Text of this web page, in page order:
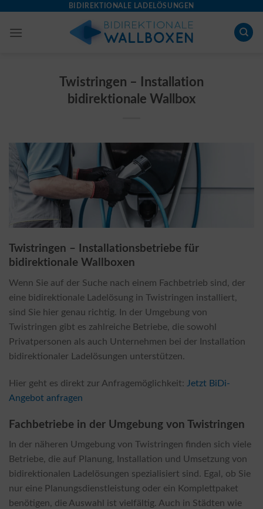
content
BIDIREKTIONALE LADELÖSUNGEN
Twistringen – Installation
bidirektionale Wallbox
Twistringen – Installationsbetriebe für
bidirektionale Wallboxen
Wenn Sie auf der Suche nach einem Fachbetrieb sind, der
eine bidirektionale Ladelösung in Twistringen installiert,
sind Sie hier genau richtig. In der Umgebung von
Twistringen gibt es zahlreiche Betriebe, die sowohl
Privatpersonen als auch Unternehmen bei der Installation
bidirektionaler Ladelösungen unterstützen.
Hier geht es direkt zur Anfragemöglichkeit: Jetzt BiDi-
Angebot anfragen
Fachbetriebe in der Umgebung von Twistringen
In der näheren Umgebung von Twistringen finden sich viele
Betriebe, die auf Planung, Installation und Umsetzung von
bidirektionalen Ladelösungen spezialisiert sind. Egal, ob Sie
nur eine Planungsdienstleistung oder ein Komplettpaket
benötigen, die Auswahl ist vielfältig. Auch in Städten wie